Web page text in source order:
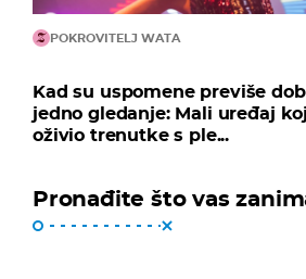
POKROVITELJ WATA
Kad su uspomene previše
jedno gledanje: Mali uređaj
oživio trenutke s ple...
Pronađite što vas